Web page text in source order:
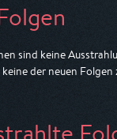
sind keine
der neuen Folgen